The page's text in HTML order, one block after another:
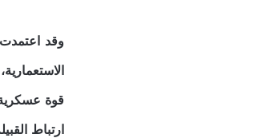
وقد
قوة عسكرية
ارتباط